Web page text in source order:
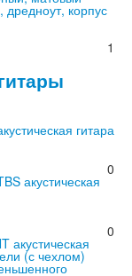
дредноут, корпус
1
0
0